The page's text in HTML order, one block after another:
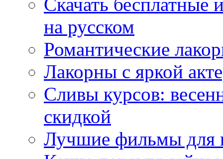
Скачать
на русском
Романтические
Лакорны с яркой
Сливы курсов:
скидкой
Лучшие фильмы для